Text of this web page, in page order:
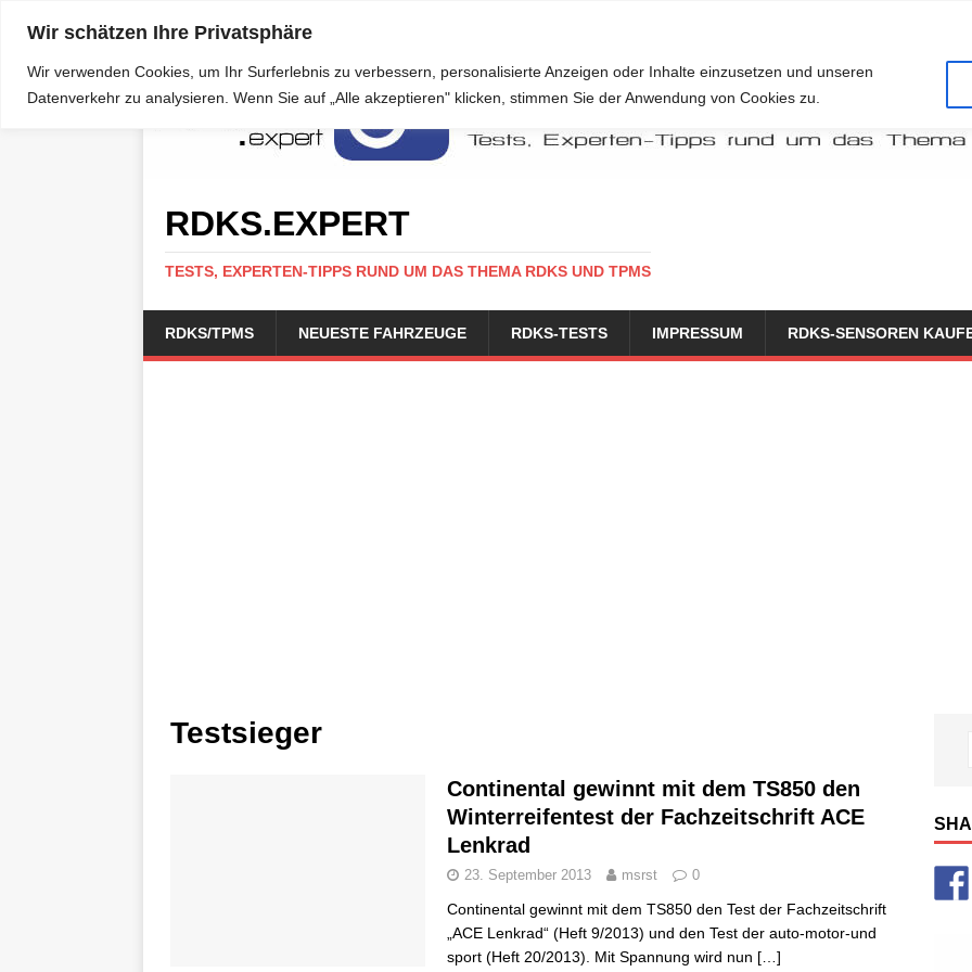
Wir schätzen Ihre Privatsphäre
Wir verwenden Cookies, um Ihr Surferlebnis zu verbessern, personalisierte Anzeigen oder Inhalte einzusetzen und unseren
Datenverkehr zu analysieren. Wenn Sie auf „Alle akzeptieren" klicken, stimmen Sie der Anwendung von Cookies zu.
RDKS.EXPERT
TESTS, EXPERTEN-TIPPS RUND UM DAS THEMA RDKS UND TPMS
RDKS/TPMS NEUESTE FAHRZEUGE RDKS-TESTS IMPRESSUM RDKS-SENSOREN
Testsieger
Continental gewinnt mit dem TS850 den
Winterreifentest der Fachzeitschrift ACE
Lenkrad
23. September 2013 msrst 0
Continental gewinnt mit dem TS850 den Test der Fachzeitschrift
„ACE Lenkrad“ (Heft 9/2013) und den Test der auto-motor-und
sport (Heft 20/2013). Mit Spannung wird nun […]